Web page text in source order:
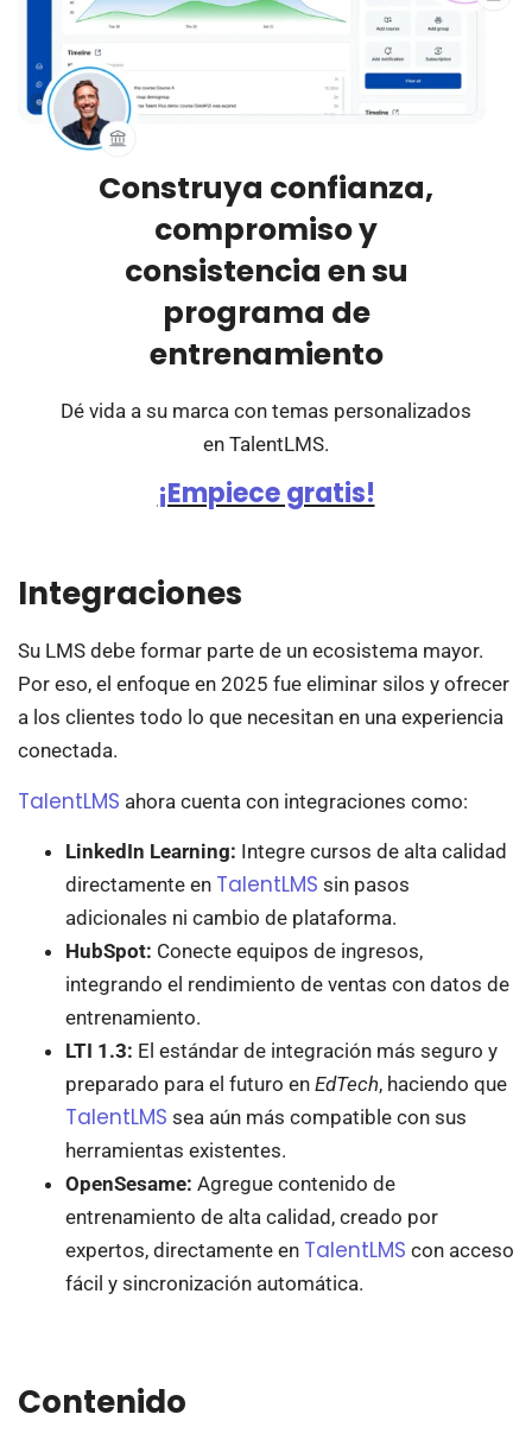
Construya confianza,
compromiso y
consistencia en su
programa de
entrenamiento
Dé vida a su marca con temas personalizados
en TalentLMS.
¡Empiece gratis!
Integraciones
Su LMS debe formar parte de un ecosistema mayor.
Por eso, el enfoque en 2025 fue eliminar silos y ofrecer
a los clientes todo lo que necesitan en una experiencia
conectada.
TalentLMS ahora cuenta con integraciones como:
LinkedIn Learning: Integre cursos de alta calidad
directamente en TalentLMS sin pasos
adicionales ni cambio de plataforma.
HubSpot: Conecte equipos de ingresos,
integrando el rendimiento de ventas con datos de
entrenamiento.
LTI 1.3: El estándar de integración más seguro y
preparado para el futuro en EdTech, haciendo que
TalentLMS sea aún más compatible con sus
herramientas existentes.
OpenSesame: Agregue contenido de
entrenamiento de alta calidad, creado por
expertos, directamente en TalentLMS con acceso
fácil y sincronización automática.
Contenido